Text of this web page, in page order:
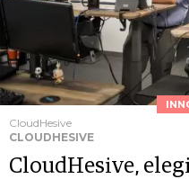
CloudHesive
CLOUDHESIVE
CloudHesive,